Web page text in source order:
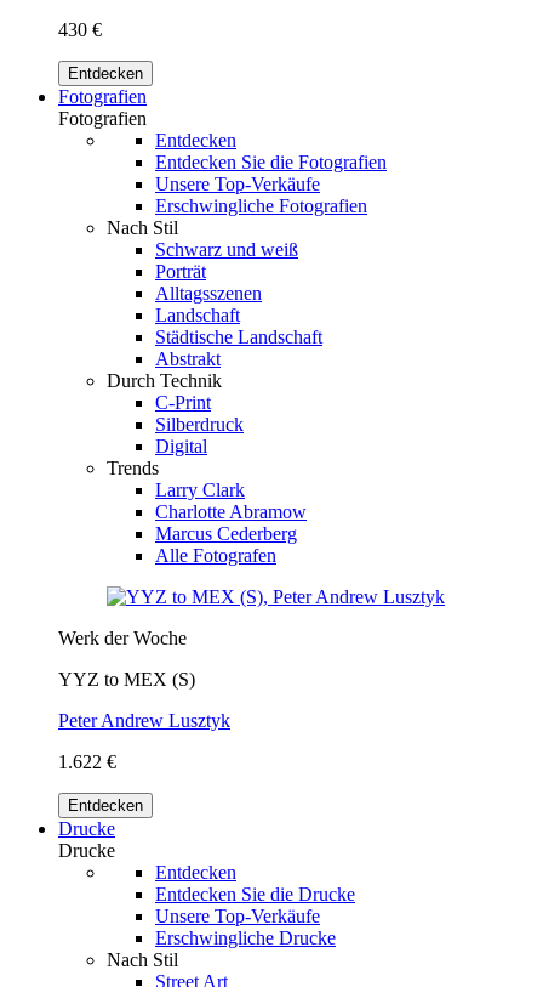
430 €
Entdecken
Fotografien
Fotografien
Entdecken
Entdecken Sie die Fotografien
Unsere Top-Verkäufe
Erschwingliche Fotografien
Nach Stil
Schwarz und weiß
Porträt
Alltagsszenen
Landschaft
Städtische Landschaft
Abstrakt
Durch Technik
C-Print
Silberdruck
Digital
Trends
Larry Clark
Charlotte Abramow
Marcus Cederberg
Alle Fotografen
Werk der Woche
YYZ to MEX (S)
Peter Andrew Lusztyk
1.622 €
Entdecken
Drucke
Drucke
Entdecken
Entdecken Sie die Drucke
Unsere Top-Verkäufe
Erschwingliche Drucke
Nach Stil
Street Art